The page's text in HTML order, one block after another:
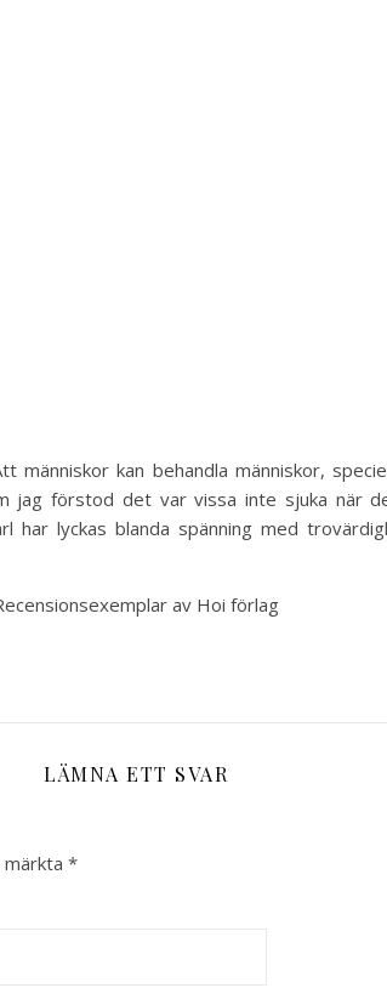
människor kan behandla människor,
jag förstod det var vissa inte sjuka när
har lyckas blanda spänning med
av Hoi förlag
LÄMNA ETT SVAR
*